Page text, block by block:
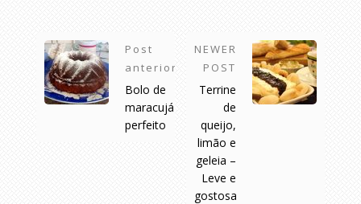
Post
anterior
Bolo de
maracujá
perfeito
NEWER
POST
Terrine
de
queijo,
limão e
geleia –
Leve e
gostosa